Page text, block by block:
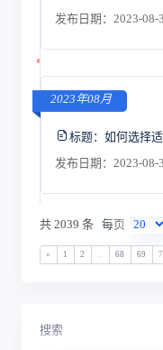
发布日期：2023-08-
2023年08月
标题： 如何选择
发布日期：2023-08-
共 2039 条 每页
« 1 2 68 69
搜索